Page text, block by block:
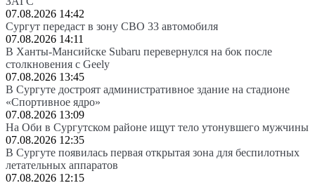
07.08.2026 14:42
Сургут передаст в зону СВО 33 автомобиля
07.08.2026 14:11
В Ханты-Мансийске Subaru перевернулся на бок после
столкновения с Geely
07.08.2026 13:45
В Сургуте достроят административное здание на стадионе
«Спортивное ядро»
07.08.2026 13:09
На Оби в Сургутском районе ищут тело утонувшего мужчины
07.08.2026 12:35
В Сургуте появилась первая открытая зона для беспилотных
летательных аппаратов
07.08.2026 12:15